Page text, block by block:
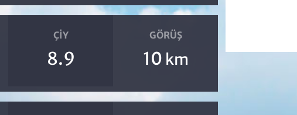
ÇIY
8.9
GÖRÜŞ
10 km